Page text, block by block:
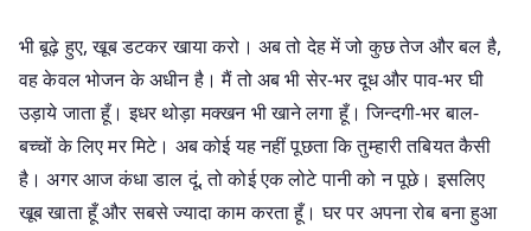
भी बूढ़े हुए, खूब डटकर खाया करो। अब तो देह में जो कुछ तेज और बल है,
वह केवल भोजन के अधीन है। मैं तो अब भी सेर-भर दूध और पाव-भर घी
उड़ाये जाता हूँ। इधर थोड़ा मक्खन भी खाने लगा हूँ। जिन्दगी-भर बाल-
बच्चों के लिए मर मिटे। अब कोई यह नहीं पूछता कि तुम्हारी तबियत कैसी
है। अगर आज कंधा डाल दूं, तो कोई एक लोटे पानी को न पूछे। इसलिए
खूब खाता हूँ और सबसे ज्यादा काम करता हूँ। घर पर अपना रोब बना हुआ